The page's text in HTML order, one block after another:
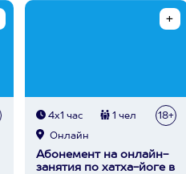
4х1 час 1 чел 18+
Онлайн
Абонемент на онлайн-
занятия по хатха-йоге в